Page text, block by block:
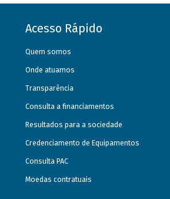
Acesso Rápido
Quem somos
Onde atuamos
Transparência
Consulta a financiamentos
Resultados para a sociedade
Credenciamento de Equipamentos
Consulta PAC
Moedas contratuais